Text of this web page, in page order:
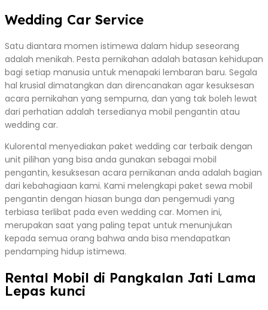
Wedding Car Service
Satu diantara momen istimewa dalam hidup seseorang
adalah menikah. Pesta pernikahan adalah batasan kehidupan
bagi setiap manusia untuk menapaki lembaran baru. Segala
hal krusial dimatangkan dan direncanakan agar kesuksesan
acara pernikahan yang sempurna, dan yang tak boleh lewat
dari perhatian adalah tersedianya mobil pengantin atau
wedding car.
Kulorental menyediakan paket wedding car terbaik dengan
unit pilihan yang bisa anda gunakan sebagai mobil
pengantin, kesuksesan acara pernikanan anda adalah bagian
dari kebahagiaan kami. Kami melengkapi paket sewa mobil
pengantin dengan hiasan bunga dan pengemudi yang
terbiasa terlibat pada even wedding car. Momen ini,
merupakan saat yang paling tepat untuk menunjukan
kepada semua orang bahwa anda bisa mendapatkan
pendamping hidup istimewa.
Rental Mobil di Pangkalan Jati Lama
Lepas kunci